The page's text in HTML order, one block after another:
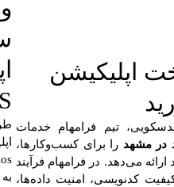
اپلیکیشن
تیم فرامهام خدمات
در مشهد را برای کسب‌وکارها،
می‌دهد. در فرامهام فرآیند
کدنویسی، امنیت داده‌ها،
و
به